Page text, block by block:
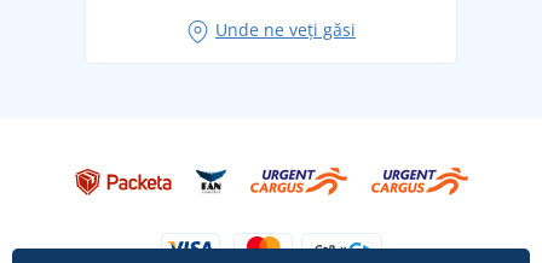
Tricoul preferat City în rol principal: ținute pentru
Unde ne veți găsi